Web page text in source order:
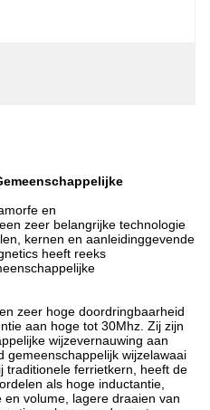
en
zeer belangrijke technologie
kernen en aanleidinggevende
heeft reeks
zeer hoge doordringbaarheid
aan hoge tot 30Mhz. Zij zijn
wijzevernauwing aan
gemeenschappelijk wijzelawaai
traditionele ferrietkern, heeft de
als hoge inductantie,
volume, lagere draaien van